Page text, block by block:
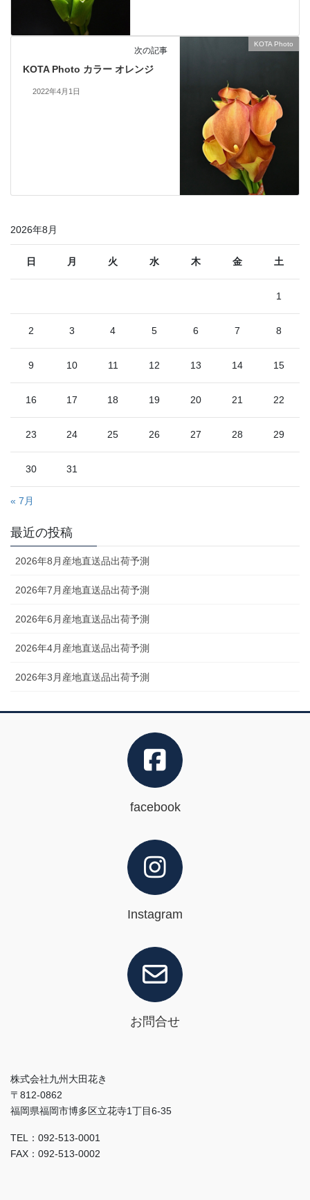
KOTA Photo
次の記事
KOTA Photo カラー オレンジ
2022年4月1日
2026年8月
日 月 火 水 木 金 土
1
2 3 4 5 6 7 8
9 10 11 12 13 14 15
16 17 18 19 20 21 22
23 24 25 26 27 28 29
30 31
« 7月
最近の投稿
2026年8月産地直送品出荷予測
2026年7月産地直送品出荷予測
2026年6月産地直送品出荷予測
2026年4月産地直送品出荷予測
2026年3月産地直送品出荷予測
facebook
Instagram
お問合せ
株式会社九州大田花き
〒812-0862
福岡県福岡市博多区立花寺1丁目6-35
TEL：092-513-0001
FAX：092-513-0002